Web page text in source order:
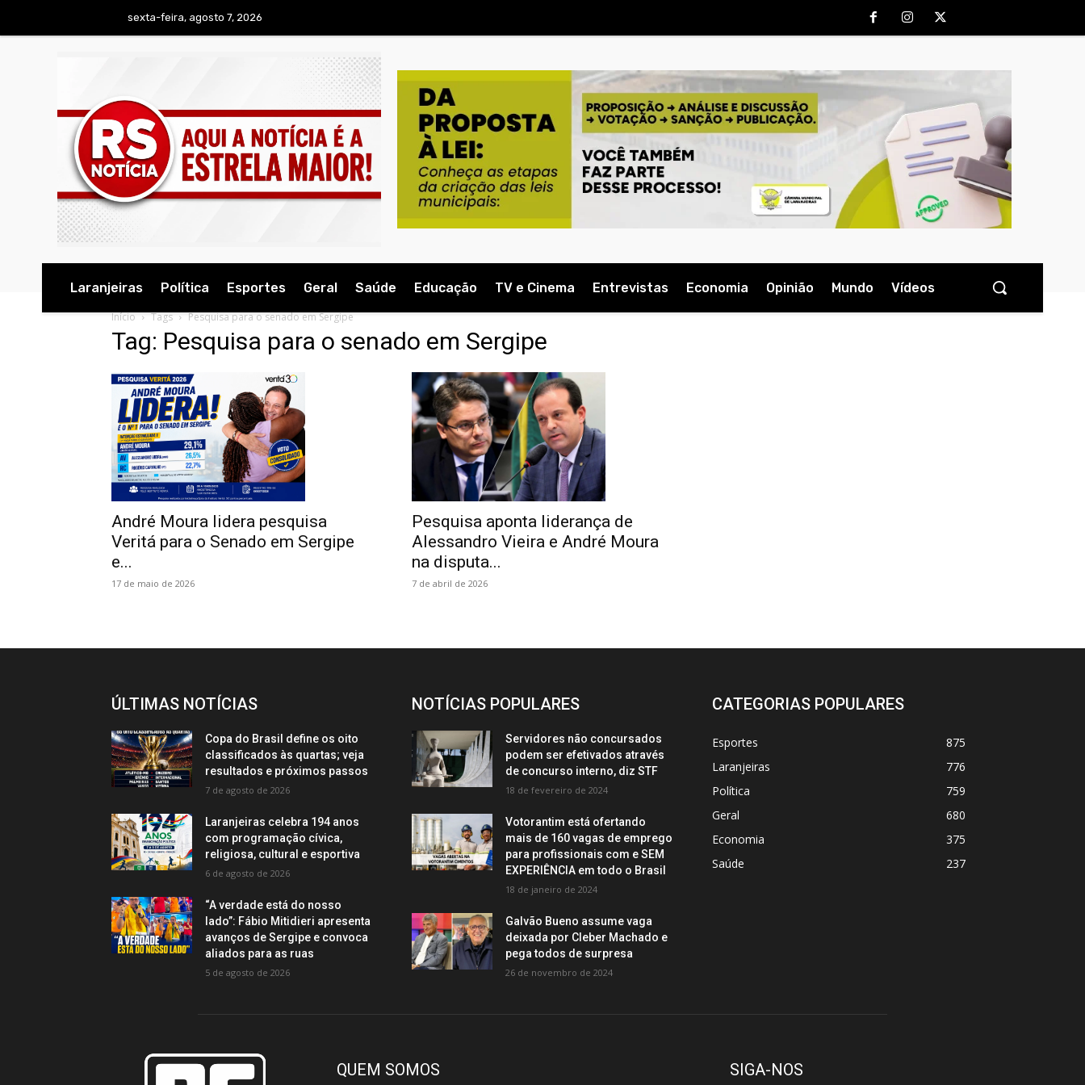
sexta-feira, agosto 7, 2026
Laranjeiras Política Esportes Geral Saúde Educação TV e Cinema Entrevistas Economia Opinião Mundo Vídeos
Início Tags Pesquisa para o senado em Sergipe
Tag: Pesquisa para o senado em Sergipe
André Moura lidera pesquisa
Veritá para o Senado em Sergipe
e...
17 de maio de 2026
Pesquisa aponta liderança de
Alessandro Vieira e André Moura
na disputa...
7 de abril de 2026
ÚLTIMAS NOTÍCIAS
Copa do Brasil define os oito
classificados às quartas; veja
resultados e próximos passos
7 de agosto de 2026
Laranjeiras celebra 194 anos
com programação cívica,
religiosa, cultural e esportiva
6 de agosto de 2026
“A verdade está do nosso
lado”: Fábio Mitidieri apresenta
avanços de Sergipe e convoca
aliados para as ruas
5 de agosto de 2026
NOTÍCIAS POPULARES
Servidores não concursados
podem ser efetivados através
de concurso interno, diz STF
18 de fevereiro de 2024
Votorantim está ofertando
mais de 160 vagas de emprego
para profissionais com e SEM
EXPERIÊNCIA em todo o Brasil
18 de janeiro de 2024
Galvão Bueno assume vaga
deixada por Cleber Machado e
pega todos de surpresa
26 de novembro de 2024
CATEGORIAS POPULARES
Esportes
875
Laranjeiras
776
Política
759
Geral
680
Economia
375
Saúde
237
QUEM SOMOS SIGA-NOS